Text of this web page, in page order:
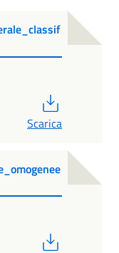
Scarica